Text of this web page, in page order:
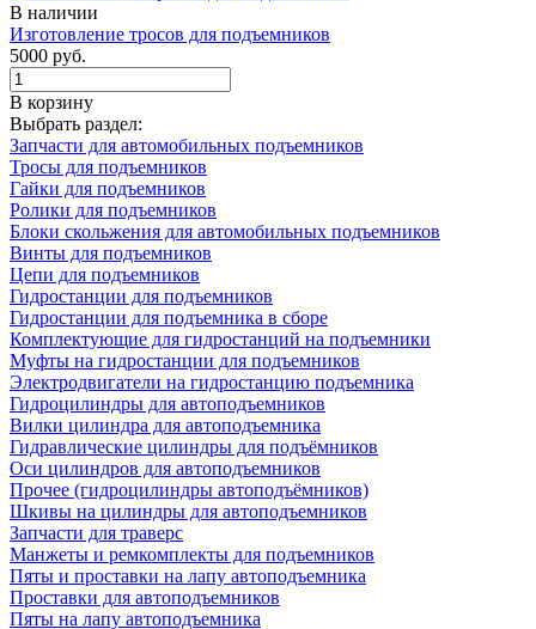
В наличии
Изготовление тросов для подъемников
5000 руб.
В корзину
Выбрать раздел:
Запчасти для автомобильных подъемников
Тросы для подъемников
Гайки для подъемников
Ролики для подъемников
Блоки скольжения для автомобильных подъемников
Винты для подъемников
Цепи для подъемников
Гидростанции для подъемников
Гидростанции для подъемника в сборе
Комплектующие для гидростанций на подъемники
Муфты на гидростанции для подъемников
Электродвигатели на гидростанцию подъемника
Гидроцилиндры для автоподъемников
Вилки цилиндра для автоподъемника
Гидравлические цилиндры для подъёмников
Оси цилиндров для автоподъемников
Прочее (гидроцилиндры автоподъёмников)
Шкивы на цилиндры для автоподъемников
Запчасти для траверс
Манжеты и ремкомплекты для подъемников
Пяты и проставки на лапу автоподъемника
Проставки для автоподъемников
Пяты на лапу автоподъемника